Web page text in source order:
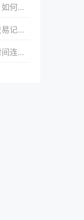
请流程
无误。
过热。